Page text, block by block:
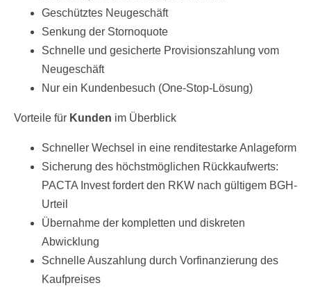
Geschütztes Neugeschäft
Senkung der Stornoquote
Schnelle und gesicherte Provisionszahlung vom
Neugeschäft
Nur ein Kundenbesuch (One-Stop-Lösung)
Vorteile für Kunden im Überblick
Schneller Wechsel in eine renditestarke Anlageform
Sicherung des höchstmöglichen Rückkaufwerts:
PACTA Invest fordert den RKW nach gültigem BGH-
Urteil
Übernahme der kompletten und diskreten
Abwicklung
Schnelle Auszahlung durch Vorfinanzierung des
Kaufpreises